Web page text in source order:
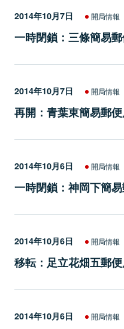
2014年10月7日 開局情報
一時閉鎖：三條簡易郵
2014年10月7日 開局情報
再開：青葉東簡易郵便
2014年10月6日 開局情報
一時閉鎖：神岡下簡易
2014年10月6日 開局情報
移転：足立花畑五郵便
2014年10月6日 開局情報